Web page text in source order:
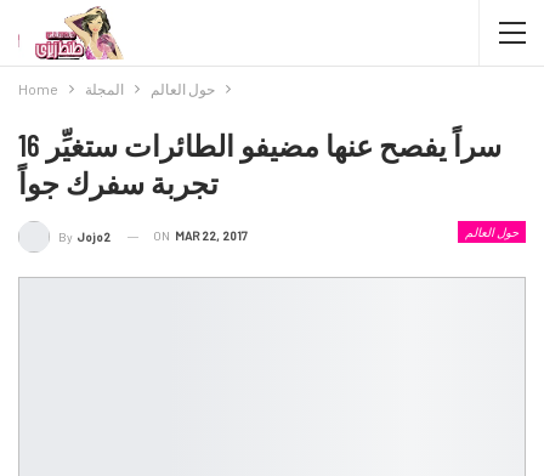
Home المجلة حول العالم
16 سراً يفصح عنها مضيفو الطائرات ستغيِّر
تجربة سفرك جواً
حول العالم By Jojo2 ON MAR 22, 2017